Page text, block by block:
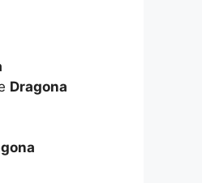
Dragona